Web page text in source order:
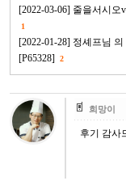
[2022-03-06] 줄을서시오
1
[2022-01-28] 정셰프님
[P65328] 2
희망이
후기 감사